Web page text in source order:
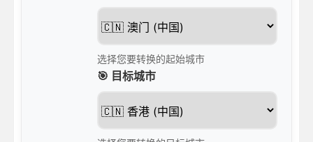
选择您要转换的起始城市
🎯 目标城市